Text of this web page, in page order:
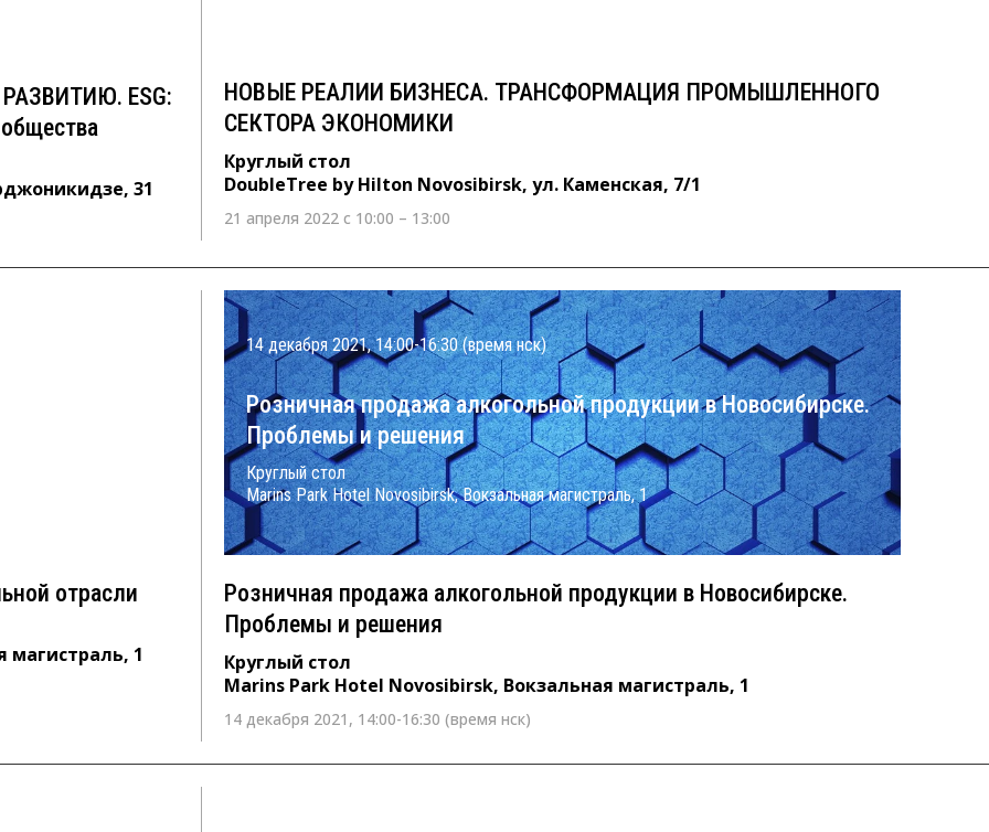
ESG:
31
НОВЫЕ РЕАЛИИ БИЗНЕСА. ТРАНСФОРМАЦИЯ ПРОМЫШЛЕННОГО
СЕКТОРА ЭКОНОМИКИ
Круглый стол
DoubleTree by Hilton Novosibirsk, ул. Каменская, 7/1
21 апреля 2022 с 10:00 – 13:00
отрасли
магистраль, 1
14 декабря 2021, 14:00-16:30 (время нск)
Розничная продажа алкогольной продукции в Новосибирске.
Проблемы и решения
Круглый стол
Marins Park Hotel Novosibirsk, Вокзальная магистраль, 1
Розничная продажа алкогольной продукции в Новосибирске.
Проблемы и решения
Круглый стол
Marins Park Hotel Novosibirsk, Вокзальная магистраль, 1
14 декабря 2021, 14:00-16:30 (время нск)